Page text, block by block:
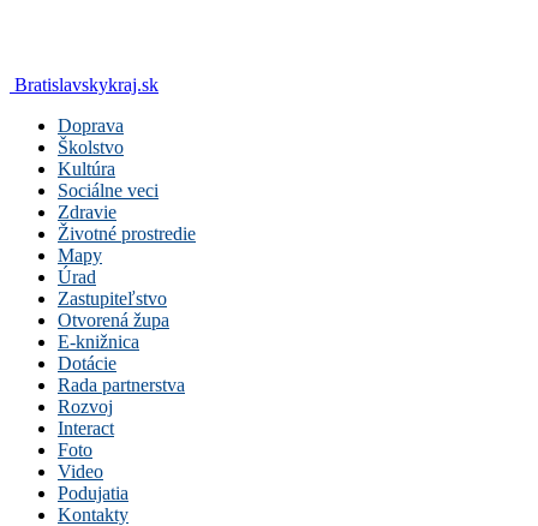
Bratislavskykraj.sk
Doprava
Školstvo
Kultúra
Sociálne veci
Zdravie
Životné prostredie
Mapy
Úrad
Zastupiteľstvo
Otvorená župa
E-knižnica
Dotácie
Rada partnerstva
Rozvoj
Interact
Foto
Video
Podujatia
Kontakty